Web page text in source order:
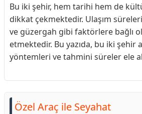
Bu iki şehir, hem tarihi hem de
dikkat çekmektedir. Ulaşım
ve güzergah gibi faktörlere bağlı
etmektedir. Bu yazıda, bu iki şehir
yöntemleri ve tahmini süreler ele
Özel Araç ile Seyahat